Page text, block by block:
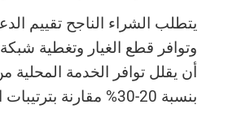
يتطلب الشراء الناجح تقييم
وتوافر قطع الغيار وتغطية
أن يقلل توافر الخدمة المحلية
بنسبة 20-30% مقارنة بترتيبات الخدمة عن بعد.